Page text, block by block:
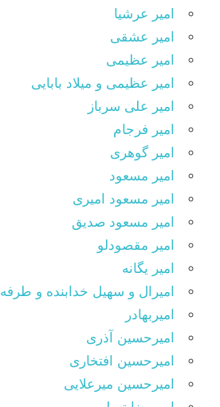
امیر عرشیا
امیر عشقی
امیر عظیمی
امیر عظیمی و میلاد بابایی
امیر علی سرباز
امیر فرجام
امیر گوهری
امیر مسعود
امیر مسعود امیری
امیر مسعود صدیق
امیر مقصودلو
امیر یگانه
امیرال و سهیل خدابنده و طرفه
امیربهادر
امیرحسین آذری
امیرحسین افتخاری
امیرحسین میرعلایی